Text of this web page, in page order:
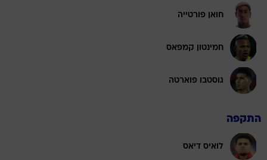
חואן פורטייה
חמינטון קמפאס
גוסטבו פוארטה
התקפה
לואיס דיאס